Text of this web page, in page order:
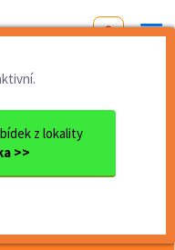
z lokality
>>